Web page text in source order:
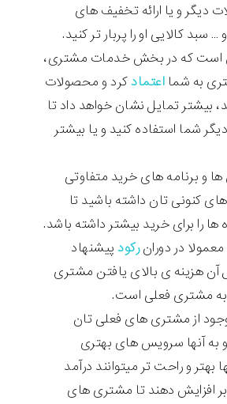
دیگر و یا ارائه تخفیف های
کالایی او را پربار تر کنید.
است که در بخش خدمات مشتری،
به شما اعتمادکرد و محصولات
بیشتر تمایل نشان خواهد داد تا
شما استفاده کنید و یا بیشتر
و برنامه های خرید متفاوتی
کنونی تان داشته باشید تا
ها را برای خرید بیشتر داشته باشد.
در دورانرکود پیشنهاد
آن هزینه ی بالای یافتن مشتری
مشتری فعلی است.
از مشتری های فعلی تان
به آنها سرویس های بهتری
بهتر و راحت تر میتوانند درآمد
را تا 3 برابر افزایش دهند تا مشتری های